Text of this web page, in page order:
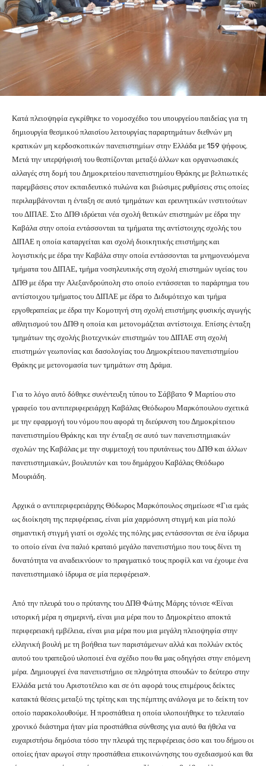
Κατά πλειοψηφία εγκρίθηκε το νομοσχέδιο του υπουργείου παιδείας για τη
δημιουργία θεσμικού πλαισίου λειτουργίας παραρτημάτων διεθνών μη
κρατικών μη κερδοσκοπικών πανεπιστημίων στην Ελλάδα με 159 ψήφους.
Μετά την υπερψήφισή του θεσπίζονται μεταξύ άλλων και οργανωσιακές
αλλαγές στη δομή του Δημοκριτείου πανεπιστημίου Θράκης με βελτιωτικές
παρεμβάσεις στον εκπαιδευτικό πυλώνα και βιώσιμες ρυθμίσεις στις οποίες
περιλαμβάνονται η ένταξη σε αυτό τμημάτων και ερευνητικών ινστιτούτων
του ΔΙΠΑΕ. Στο ΔΠΘ ιδρύεται νέα σχολή θετικών επιστημών με έδρα την
Καβάλα στην οποία εντάσσονται τα τμήματα της αντίστοιχης σχολής του
ΔΙΠΑΕ η οποία καταργείται και σχολή διοικητικής επιστήμης και
λογιστικής με έδρα την Καβάλα στην οποία εντάσσονται τα μνημονευόμενα
τμήματα του ΔΙΠΑΕ, τμήμα νοσηλευτικής στη σχολή επιστημών υγείας του
ΔΠΘ με έδρα την Αλεξανδρούπολη στο οποίο εντάσσεται το παράρτημα του
αντίστοιχου τμήματος του ΔΙΠΑΕ με έδρα το Διδυμότειχο και τμήμα
εργοθεραπείας με έδρα την Κομοτηνή στη σχολή επιστήμης φυσικής αγωγής
αθλητισμού του ΔΠΘ η οποία και μετονομάζεται αντίστοιχα. Επίσης ένταξη
τμημάτων της σχολής βιοτεχνικών επιστημών του ΔΙΠΑΕ στη σχολή
επιστημών γεωπονίας και δασολογίας του Δημοκρίτειου πανεπιστημίου
Θράκης με μετονομασία των τμημάτων στη Δράμα.
Για το λόγο αυτό δόθηκε συνέντευξη τύπου το Σάββατο 9 Μαρτίου στο
γραφείο του αντιπεριφερειάρχη Καβάλας Θεόδωρου Μαρκόπουλου σχετικά
με την εφαρμογή του νόμου που αφορά τη διεύρυνση του Δημοκρίτειου
πανεπιστημίου Θράκης και την ένταξη σε αυτό των πανεπιστημιακών
σχολών της Καβάλας με την συμμετοχή του πρυτάνεως του ΔΠΘ και άλλων
πανεπιστημιακών, βουλευτών και του δημάρχου Καβάλας Θεόδωρο
Μουριάδη.
Αρχικά ο αντιπεριφερειάρχης Θόδωρος Μαρκόπουλος σημείωσε «Για εμάς
ως διοίκηση της περιφέρειας, είναι μία χαρμόσυνη στιγμή και μία πολύ
σημαντική στιγμή γιατί οι σχολές της πόλης μας εντάσσονται σε ένα ίδρυμα
το οποίο είναι ένα παλιό κραταιό μεγάλο πανεπιστήμιο που τους δίνει τη
δυνατότητα να αναδεικνύουν το πραγματικό τους προφίλ και να έχουμε ένα
πανεπιστημιακό ίδρυμα σε μία περιφέρεια».
Από την πλευρά του ο πρύτανης του ΔΠΘ Φώτης Μάρης τόνισε «Είναι
ιστορική μέρα η σημερινή, είναι μια μέρα που το Δημοκρίτειο αποκτά
περιφερειακή εμβέλεια, είναι μια μέρα που μια μεγάλη πλειοψηφία στην
ελληνική βουλή με τη βοήθεια των παριστάμενων αλλά και πολλών εκτός
αυτού του τραπεζιού υλοποιεί ένα σχέδιο που θα μας οδηγήσει στην επόμενη
μέρα. Δημιουργεί ένα πανεπιστήμιο σε πληρότητα σπουδών το δεύτερο στην
Ελλάδα μετά του Αριστοτέλειο και σε ότι αφορά τους επιμέρους δείκτες
κατακτά θέσεις μεταξύ της τρίτης και της πέμπτης ανάλογα με το δείκτη τον
οποίο παρακολουθούμε. Η προσπάθεια η οποία υλοποιήθηκε το τελευταίο
χρονικό διάστημα ήταν μία προσπάθεια σύνθεσης για αυτό θα ήθελα να
ευχαριστήσω δημόσια τόσο την πλευρά της περιφέρειας όσο και του δήμου οι
οποίες ήταν αρωγοί στην προσπάθεια επικοινώνησης του σχεδιασμού και θα